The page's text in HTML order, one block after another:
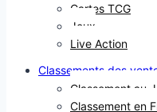
Cartes TCG
Jeux
Live Action
Classements des
Classement au
Classement en